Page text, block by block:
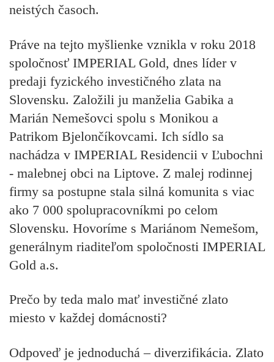
neistých časoch.
Práve na tejto myšlienke vznikla v roku 2018
spoločnosť IMPERIAL Gold, dnes líder v
predaji fyzického investičného zlata na
Slovensku. Založili ju manželia Gabika a
Marián Nemešovci spolu s Monikou a
Patrikom Bjelončíkovcami. Ich sídlo sa
nachádza v IMPERIAL Residencii v Ľubochni
- malebnej obci na Liptove. Z malej rodinnej
firmy sa postupne stala silná komunita s viac
ako 7 000 spolupracovníkmi po celom
Slovensku. Hovoríme s Mariánom Nemešom,
generálnym riaditeľom spoločnosti IMPERIAL
Gold a.s.
Prečo by teda malo mať investičné zlato
miesto v každej domácnosti?
Odpoveď je jednoduchá – diverzifikácia. Zlato